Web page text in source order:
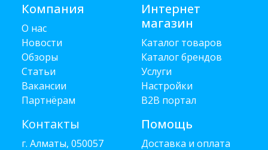
Компания
О нас
Новости
Обзоры
Статьи
Вакансии
Партнёрам
Контакты
г. Алматы, 050057
Интернет
магазин
Каталог товаров
Каталог брендов
Услуги
Настройки
B2B портал
Помощь
Доставка и оплата